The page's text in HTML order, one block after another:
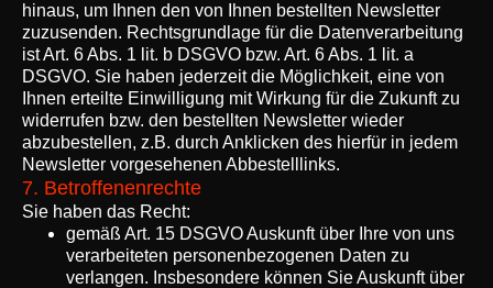
hinaus, um Ihnen den von Ihnen bestellten Newsletter
zuzusenden. Rechtsgrundlage für die Datenverarbeitung
ist Art. 6 Abs. 1 lit. b DSGVO bzw. Art. 6 Abs. 1 lit. a
DSGVO. Sie haben jederzeit die Möglichkeit, eine von
Ihnen erteilte Einwilligung mit Wirkung für die Zukunft zu
widerrufen bzw. den bestellten Newsletter wieder
abzubestellen, z.B. durch Anklicken des hierfür in jedem
Newsletter vorgesehenen Abbestelllinks.
7. Betroffenenrechte
Sie haben das Recht:
gemäß Art. 15 DSGVO Auskunft über Ihre von uns
verarbeiteten personenbezogenen Daten zu
verlangen. Insbesondere können Sie Auskunft über